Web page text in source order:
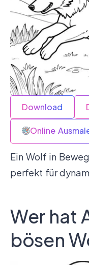
Download
Online
Ein Wolf in
perfekt für
Wer hat
bösen